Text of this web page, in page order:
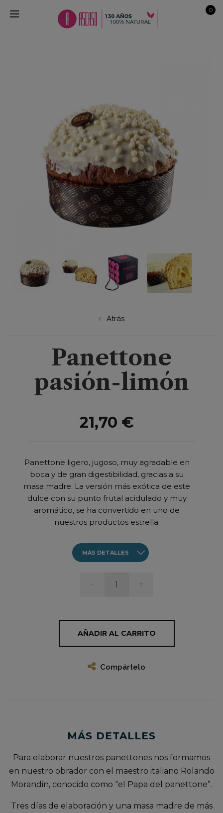
0
Atrás
Panettone
pasión-limón
21,70 €
Panettone ligero, jugoso, muy agradable en
boca y de gran digestibilidad, gracias a su
masa madre. La versión más exótica de este
dulce con su punto frutal acidulado y muy
aromático, se ha convertido en uno de
nuestros productos estrella.
MÁS DETALLES
- +
AÑADIR AL CARRITO
Compártelo
MÁS DETALLES
Para elaborar nuestros panettones nos formamos
en nuestro obrador con el maestro italiano Rolando
Morandin, conocido como “el Papa del panettone”.
Tres días de elaboración y una masa madre de más